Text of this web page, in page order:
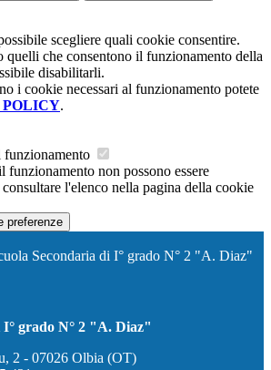
scegliere quali cookie consentire.
quelli che consentono il funzionamento della
disabilitarli.
i cookie necessari al funzionamento potete
POLICY.
funzionamento
funzionamento non possono essere
l'elenco nella pagina della cookie
preferenze
Secondaria di I° grado N° 2 "A. Diaz"
I° grado N° 2 "A. Diaz"
2 - 07026 Olbia (OT)